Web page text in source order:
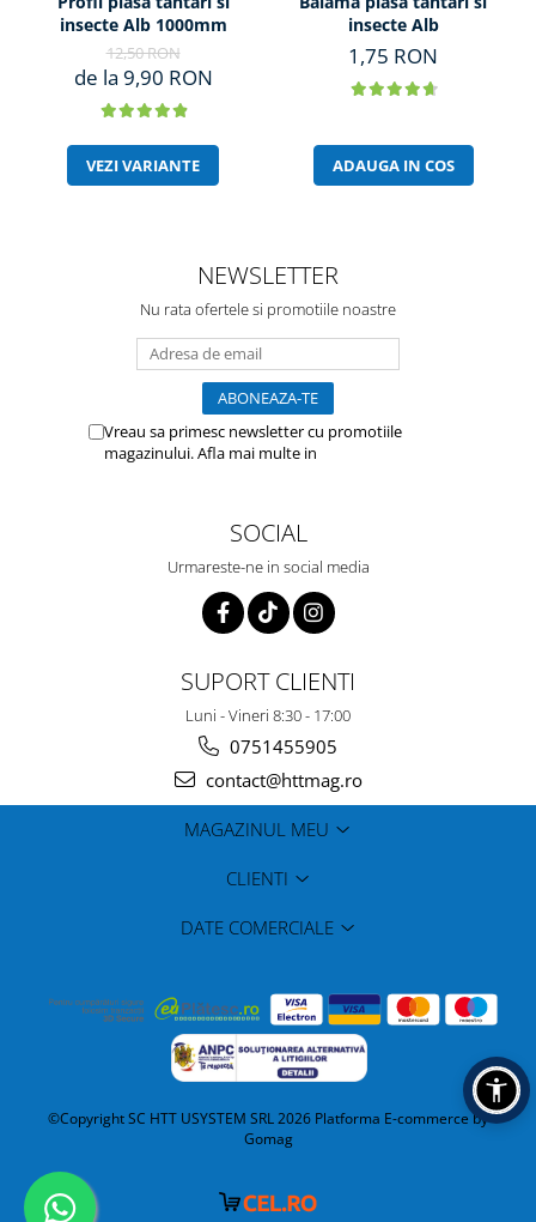
insecte Alb 1000mm
12,50 RON
de la 9,90 RON
VEZI VARIANTE
insecte Alb
1,75 RON
ADAUGA IN COS
NEWSLETTER
Nu rata ofertele si promotiile noastre
Vreau sa primesc newsletter cu promotiile
magazinului. Afla mai multe in
SOCIAL
Urmareste-ne in social media
SUPORT CLIENTI
Luni - Vineri 8:30 - 17:00
0751455905
contact@httmag.ro
MAGAZINUL MEU
CLIENTI
DATE COMERCIALE
©Copyright SC HTT USYSTEM SRL 2026 Platforma E-commerce by
Gomag